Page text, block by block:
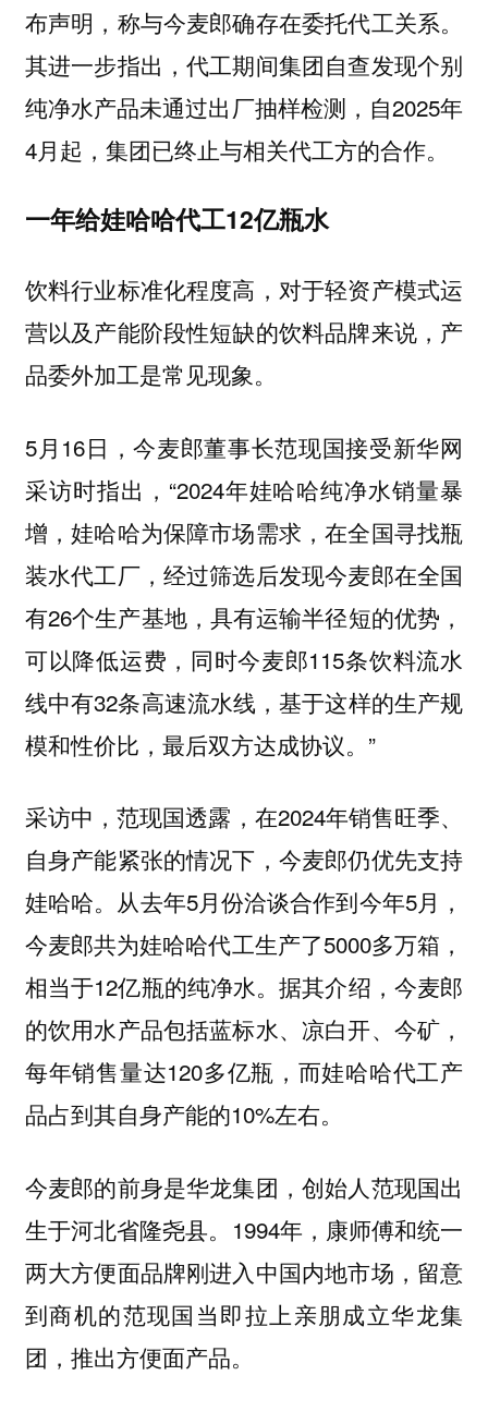
布声明，称与今麦郎确存在委托代工关系。
其进一步指出，代工期间集团自查发现个别
纯净水产品未通过出厂抽样检测，自2025年
4月起，集团已终止与相关代工方的合作。
一年给娃哈哈代工12亿瓶水
饮料行业标准化程度高，对于轻资产模式运
营以及产能阶段性短缺的饮料品牌来说，产
品委外加工是常见现象。
5月16日，今麦郎董事长范现国接受新华网
采访时指出，“2024年娃哈哈纯净水销量暴
增，娃哈哈为保障市场需求，在全国寻找瓶
装水代工厂，经过筛选后发现今麦郎在全国
有26个生产基地，具有运输半径短的优势，
可以降低运费，同时今麦郎115条饮料流水
线中有32条高速流水线，基于这样的生产规
模和性价比，最后双方达成协议。”
采访中，范现国透露，在2024年销售旺季、
自身产能紧张的情况下，今麦郎仍优先支持
娃哈哈。从去年5月份洽谈合作到今年5月，
今麦郎共为娃哈哈代工生产了5000多万箱，
相当于12亿瓶的纯净水。据其介绍，今麦郎
的饮用水产品包括蓝标水、凉白开、今矿，
每年销售量达120多亿瓶，而娃哈哈代工产
品占到其自身产能的10%左右。
今麦郎的前身是华龙集团，创始人范现国出
生于河北省隆尧县。1994年，康师傅和统一
两大方便面品牌刚进入中国内地市场，留意
到商机的范现国当即拉上亲朋成立华龙集
团，推出方便面产品。